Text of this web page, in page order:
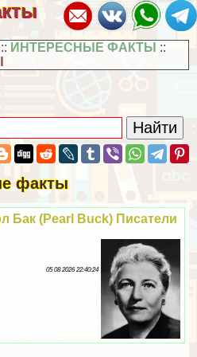
:: ИНТЕРЕСНЫЕ ФАКТЫ ::
факты
Бак (Pearl Buck) Писатели
05 08 2026 22:40:24